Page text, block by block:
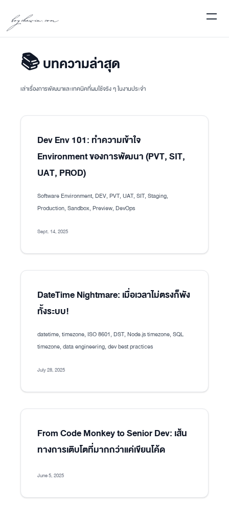
boychawin.com
📚 บทความล่าสุด
เล่าเรื่องการพัฒนาและเทคนิคที่ผมใช้จริง ๆ ในงานประจำ
Dev Env 101: ทำความเข้าใจ
Environment ของการพัฒนา (PVT, SIT,
UAT, PROD)
Software Environment, DEV, PVT, UAT, SIT, Staging,
Production, Sandbox, Preview, DevOps
Sept. 14, 2025
DateTime Nightmare: เมื่อเวลาไม่ตรงก็พัง
ทั้งระบบ!
datetime, timezone, ISO 8601, DST, Node.js timezone, SQL
timezone, data engineering, dev best practices
July 28, 2025
From Code Monkey to Senior Dev: เส้น
ทางการเติบโตที่มากกว่าแค่เขียนโค้ด
June 5, 2025